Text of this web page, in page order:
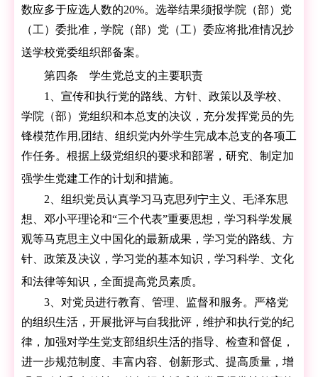
数应多于应选人数的20%。选举结果须报学院（部）党
（工）委批准，学院（部）党（工）委应将批准情况抄
送学校党委组织部备案。
第四条 学生党总支的主要职责
1、宣传和执行党的路线、方针、政策以及学校、
学院（部）党组织和本总支的决议，充分发挥党员的先
锋模范作用,团结、组织党内外学生完成本总支的各项工
作任务。根据上级党组织的要求和部署，研究、制定加
强学生党建工作的计划和措施。
2、组织党员认真学习马克思列宁主义、毛泽东思
想、邓小平理论和“三个代表”重要思想，学习科学发展
观等马克思主义中国化的最新成果，学习党的路线、方
针、政策及决议，学习党的基本知识，学习科学、文化
和法律等知识，全面提高党员素质。
3、对党员进行教育、管理、监督和服务。严格党
的组织生活，开展批评与自我批评，维护和执行党的纪
律，加强对学生党支部组织生活的指导、检查和督促，
进一步规范制度、丰富内容、创新形式、提高质量，增